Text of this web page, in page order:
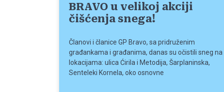
BRAVO u velikoj akciji
čišćenja snega!
Članovi i članice GP Bravo, sa pridruženim
građankama i građanima, danas su očistili sneg na
lokacijama: ulica Ćirila i Metodija, Šarplaninska,
Senteleki Kornela, oko osnovne